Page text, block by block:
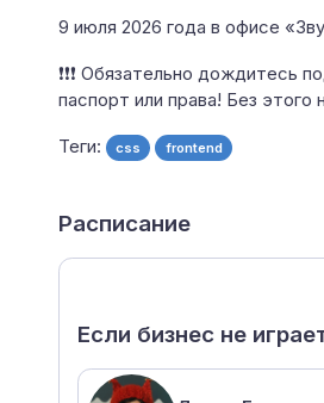
9 июля 2026 года в офисе
❗❗❗ Обязательно
паспорт или права! Без
Теги: css frontend
Расписание
Если бизнес не